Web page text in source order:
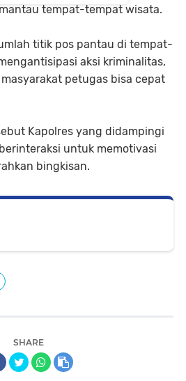
tempat-tempat wisata.
titik pos pantau di tempat-
aksi kriminalitas,
petugas bisa cepat
Kapolres yang didampingi
untuk memotivasi
bingkisan.
SHARE